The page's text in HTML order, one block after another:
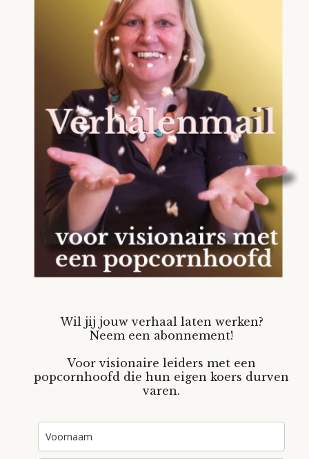
Wil jij jouw verhaal laten werken?
Neem een abonnement!
Voor visionaire leiders met een
popcornhoofd die hun eigen koers durven
varen.